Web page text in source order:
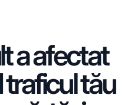
a afectat
tău